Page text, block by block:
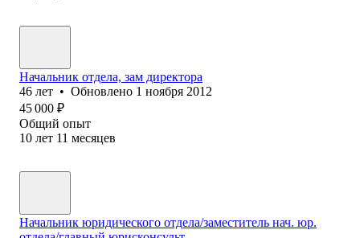
Начальник отдела, зам директора
46 лет • Обновлено 1 ноября 2012
45 000 ₽
Общий опыт
10 лет 11 месяцев
Начальник юридического отдела/заместитель нач. юр.